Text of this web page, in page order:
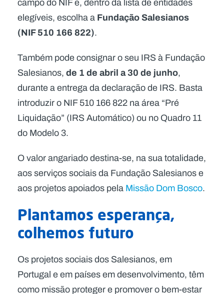
elegíveis, escolha aFundação Salesianos
(NIF 510 166 822).
Também pode consignar o seu IRS à Fundação
Salesianos,de 1 de abril a 30 de junho,
durante a entrega da declaração de IRS. Basta
introduzir o NIF 510 166 822 na área “Pré
Liquidação” (IRS Automático) ou no Quadro 11
do Modelo 3.
O valor angariado destina-se, na sua totalidade,
aos serviços sociais da Fundação Salesianos e
aos projetos apoiados pelaMissão Dom Bosco.
Plantamos esperança,
colhemos futuro
Os projetos sociais dos Salesianos, em
Portugal e em países em desenvolvimento, têm
como missão proteger e promover o bem-estar